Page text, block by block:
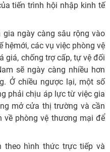
tiến trình hội nhập kinh tế
ngày càng sâu rộng vào
hệmới, các vụ việc phòng vệ
giá, chống trợ cấp, tự vệ đối
sẽ ngày càng nhiều hơn
Ở chiều ngược lại, một số
phải chịu áp lực từ việc gia
mở cửa thị trường và cần
về phòng vệ thương mại để
theo hình thức trực tiếp và